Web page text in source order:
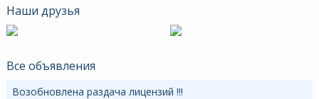
Наши друзья
Все объявления
Возобновлена раздача лицензий !!!